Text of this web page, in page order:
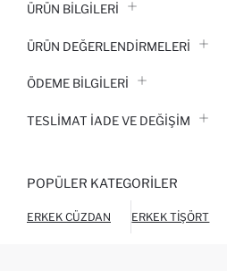
ÜRÜN BILGILERI
ÜRÜN DEĞERLENDİRMELERİ
ÖDEME BİLGİLERİ
TESLIMAT İADE VE DEĞIŞIM
POPÜLER KATEGORILER
ERKEK CÜZDAN ERKEK TIŞÖRT